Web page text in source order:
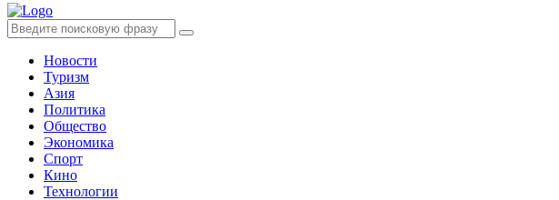
Новости
Туризм
Азия
Политика
Общество
Экономика
Спорт
Кино
Технологии